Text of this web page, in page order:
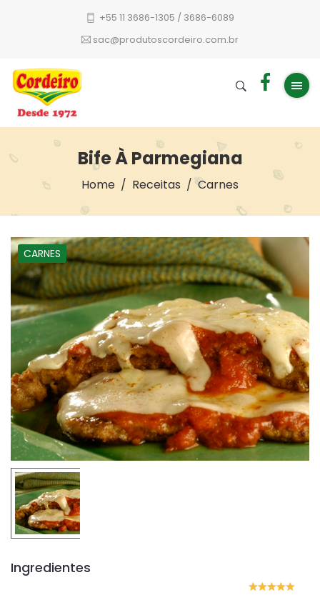
+55 11 3686-1305 / 3686-6089
sac@produtoscordeiro.com.br
Bife À Parmegiana
Home Receitas Carnes
CARNES
Ingredientes